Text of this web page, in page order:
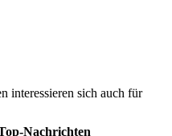
sich auch für
Nachrichten